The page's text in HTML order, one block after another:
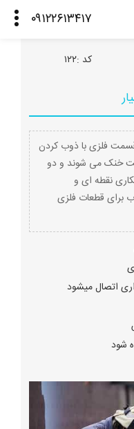
كد :۱۲۲
فلزی با ذوب کردن
خنک می شوند و دو
نقطه ای و
برای قطعات فلزی
اتصال میشود
شود